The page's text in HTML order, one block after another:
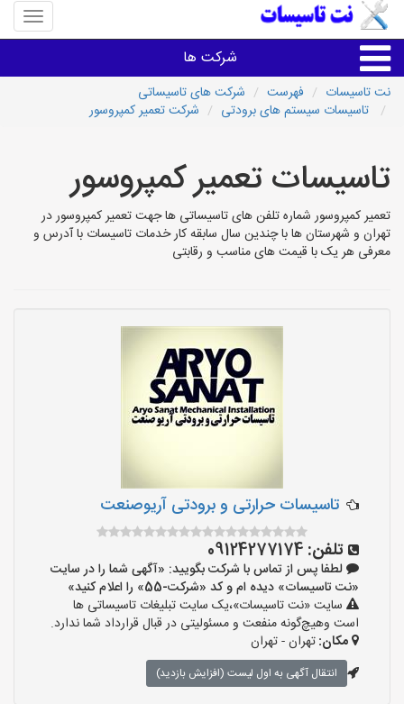
منوی
سایت
شرکت ها
خدمات تاسیسات ساختمان
خدمات تاسیسات ساختمان
سایر خدمات
نت تاسیسات فهرست
شرکت های تاسیساتی
تاسیسات سیستم های برودتی
شرکت تعمیر کمپروسور
تاسیسات تعمیر کمپروسور
تعمیر کمپروسور شماره تلفن های تاسیساتی ها جهت تعمیر کمپروسور در
تهران و شهرستان ها با چندین سال سابقه کار خدمات تاسیسات با آدرس و
معرفی هر یک با قیمت های مناسب و رقابتی
تاسیسات حرارتی و برودتی آریوصنعت
تلفن: 09124277174
لطفا پس از تماس با شرکت بگویید: «آگهی شما را در سایت
«نت تاسیسات» دیده ام و کد «شرکت-55» را اعلام کنید»
سایت «نت تاسیسات»،یک سایت تبلیغات تاسیساتی ها
است وهیچ‌گونه منفعت و مسئولیتی در قبال قرارداد شما ندارد.
مکان:تهران - تهران
انتقال آگهی به اول لیست (افزایش بازدید)